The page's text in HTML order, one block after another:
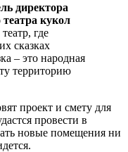
директора
театра кукол
где
сказках
– это народная
территорию
проект и смету для
провести в
новые помещения ни